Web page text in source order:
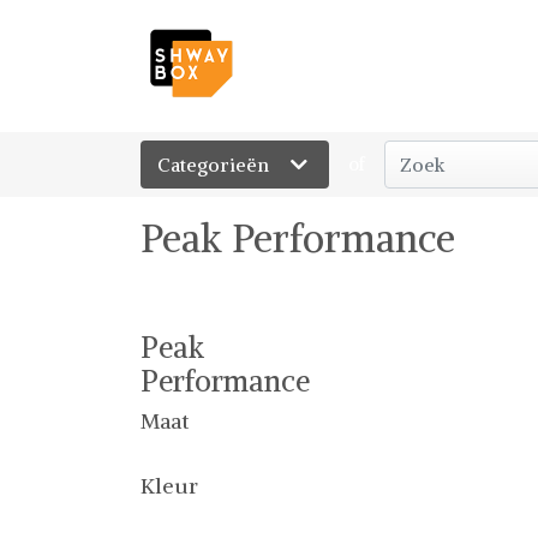
Categorieën
Peak Performance
Peak
Performance
Maat
Kleur